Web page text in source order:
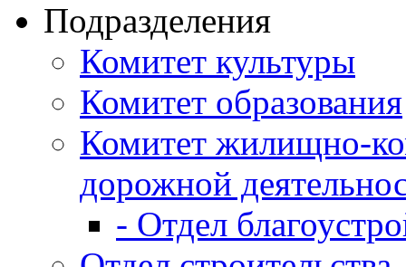
Подразделения
Комитет культуры
Комитет образования
Комитет жилищно-
дорожной
- Отдел